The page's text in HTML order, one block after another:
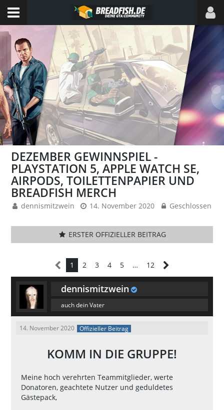
DEZEMBER GEWINNSPIEL -
PLAYSTATION 5, APPLE WATCH SE,
AIRPODS, TOILETTENPAPIER UND
BREADFISH MERCH
dennismitzwein 14. November 2020 Geschlossen
ERSTER OFFIZIELLER BEITRAG
1 2 3 4 5 … 12
dennismitzwein
auch dein Vater
14. November 2020 Offizieller Beitrag
KOMM IN DIE GRUPPE!
Meine hoch verehrten Teammitglieder, werte
Donatoren, geachtete Nutzer und geduldetes
Gästepack,